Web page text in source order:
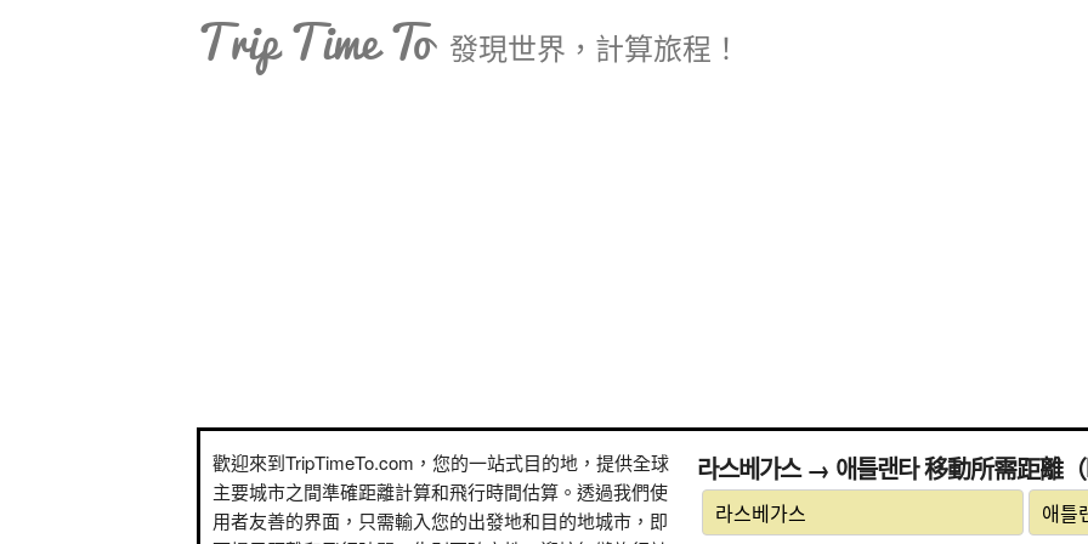
Trip Time To 發現世界，計算旅程！
歡迎來到TripTimeTo.com，您的一站式目的地，提供全球
主要城市之間準確距離計算和飛行時間估算。透過我們使
用者友善的界面，只需輸入您的出發地和目的地城市，即
라스베가스 → 애틀랜타 移動所需距離